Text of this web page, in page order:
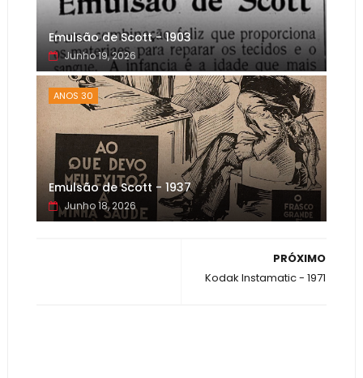
Emulsão de Scott - 1903
Junho 19, 2026
ANOS 30
Emulsão de Scott - 1937
Junho 18, 2026
PRÓXIMO
Kodak Instamatic - 1971